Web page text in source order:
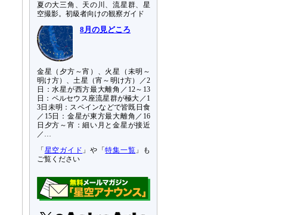
夏の大三角、天の川、流星群、星
空撮影。初級者向けの観察ガイド
8月の見どころ
金星（夕方～宵）、火星（未明～
明け方）、土星（宵～明け方）／2
日：水星が西方最大離角／12～13
日：ペルセウス座流星群が極大／1
3日未明：スペインなどで皆既日食
／15日：金星が東方最大離角／16
日夕方～宵：細い月と金星が接近
／…
「 星空ガイド 」や「特集一覧 」も
ご覧ください